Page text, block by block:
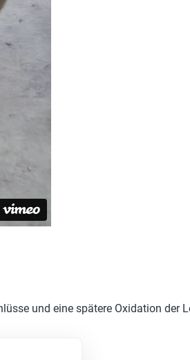
und eine spätere Oxidation der